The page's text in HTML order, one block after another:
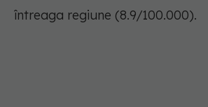
întreaga regiune (8.9/100.000).